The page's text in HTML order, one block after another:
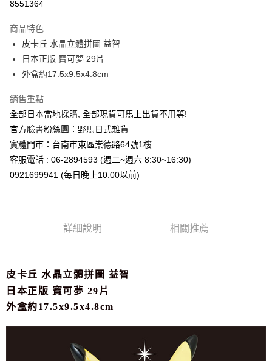
合作金庫商業銀行
華南商業銀行
上海商業儲蓄銀行
國泰世華商業銀行
匯豐（台灣）商業銀行
聯邦商業銀行
遠東國際商業銀行
元大商業銀行
台新國際商業銀行
中國信託商業銀行
台灣樂天信用卡公司
超商取貨付款
LINE Pay
街口支付
悠遊付
Google Pay
ATM付款
每筆NT$65，滿NT$999(含以上)免運費
7-11取貨付款
每筆NT$65，滿NT$999(含以上)免運費
8551364
商品特色
皮卡丘 水晶立體拼圖 益智
日本正版 寶可夢 29片
外盒約17.5x9.5x4.8cm
銷售重點
全部日本當地採購, 全部現貨可馬上出貨不用等!
官方臉書粉絲團：野馬日式雜貨
實體門市：台南市東區崇德路64號1樓
客服電話 : 06-2894593 (週二~週六 8:30~16:30)
0921699941 (每日晚上10:00以前)
詳細說明 相關推薦
皮卡丘 水晶立體拼圖 益智
日本正版 寶可夢 29片
外盒約17.5x9.5x4.8cm